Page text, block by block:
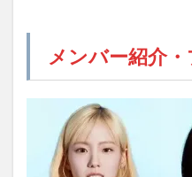
メンバー紹介